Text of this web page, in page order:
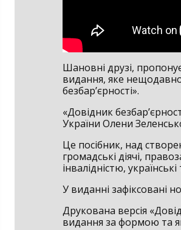
Шановні друзі,
видання, яке
безбар’єрності».
«Довідник
України Олени
Це посібник, над
громадські діячі,
інвалідністю,
У виданні зафіксовані
Друкована версія
видання за формою та